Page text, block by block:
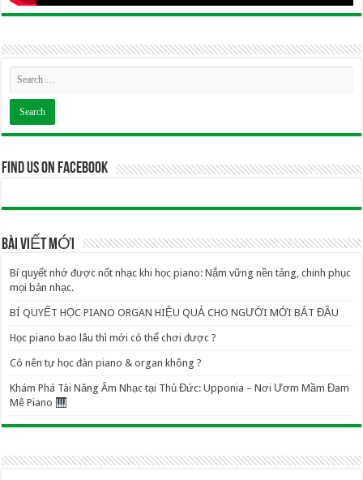
Find us on Facebook
BÀI VIẾT MỚI
Bí quyết nhớ được nốt nhạc khi học piano: Nắm vững nền tảng, chinh phục
mọi bản nhạc.
BÍ QUYẾT HỌC PIANO ORGAN HIỆU QUẢ CHO NGƯỜI MỚI BẮT ĐẦU
Học piano bao lâu thì mới có thể chơi được ?
Có nên tự học đàn piano & organ không ?
Khám Phá Tài Năng Âm Nhạc tại Thủ Đức: Upponia – Nơi Ươm Mầm Đam
Mê Piano